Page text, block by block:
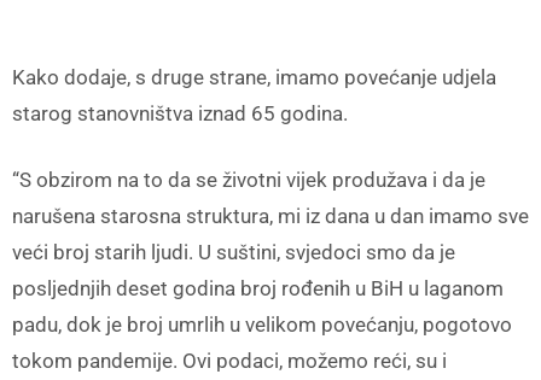
Kako dodaje, s druge strane, imamo povećanje udjela
starog stanovništva iznad 65 godina.
“S obzirom na to da se životni vijek produžava i da je
narušena starosna struktura, mi iz dana u dan imamo sve
veći broj starih ljudi. U suštini, svjedoci smo da je
posljednjih deset godina broj rođenih u BiH u laganom
padu, dok je broj umrlih u velikom povećanju, pogotovo
tokom pandemije. Ovi podaci, možemo reći, su i